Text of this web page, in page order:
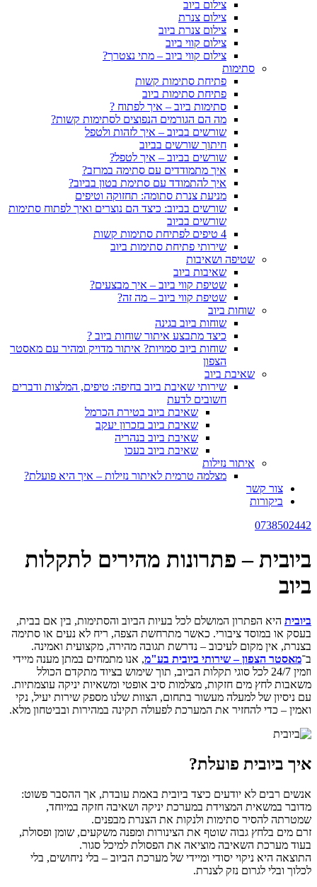
צילום ביוב
צילום צנרת
צילום צנרת ביוב
צילום קווי ביוב
צילום קווי ביוב – מתי נצטרך?
סתימות
פתיחת סתימות קשות
פתיחת סתימות ביוב
סתימות ביוב – איך לפתוח ?
מה הם הגורמים הנפוצים לסתימות קשות?
שורשים בביוב – איך לזהות ולטפל
חיתוך שורשים בביוב
שורשים בביוב – איך לטפל?
איך מתמודדים עם סתימה במרזב?
איך להתמודד עם סתימת בטון בביוב?
מניעת צנרת סתומה: תחזוקה וטיפים
שורשים בביוב: כיצד הם נוצרים ואיך לפתוח סתימות
שורשים בביוב
4 טיפים לפתיחת סתימות קשות
שירותי פתיחת סתימות ביוב
שטיפה ושאיבות
שאיבות ביוב
שטיפת קווי ביוב – איך מבצעים?
שטיפת קווי ביוב – מה זה?
שוחות ביוב
שוחות ביוב בגינה
כיצד מתבצע איתור שוחות ביוב ?
שוחות ביוב סמויות? איתור מדויק ומהיר עם מאסטר
הצפון
שאיבת ביוב
שירותי שאיבת ביוב בחיפה: טיפים, המלצות ודברים
חשובים לדעת
שאיבת ביוב בטירת הכרמל
שאיבת ביוב בזכרון יעקב
שאיבת ביוב בנהריה
שאיבת ביוב בעכו
איתור נזילות
מצלמה טרמית לאיתור נזילות – איך היא פועלת?
צור קשר
ביקורות
0738502442
ביובית – פתרונות מהירים לתקלות
ביוב
ביובית היא הפתרון המושלם לכל בעיות הביוב והסתימות, בין אם בבית,
בעסק או במוסד ציבורי. כאשר מתרחשת הצפה, ריח לא נעים או סתימה
בצנרת, אין מקום לעיכוב – נדרשת תגובה מהירה, מקצועית ואמינה.
ב־מאסטר הצפון – שירותי ביובית בע"מ, אנו מתמחים במתן מענה מיידי
וזמין 24/7 לכל סוגי תקלות הביוב, תוך שימוש בציוד מתקדם הכולל
משאבות לחץ מים חזקות, מצלמות סיב אופטי ומשאיות יניקה עוצמתיות.
עם ניסיון של למעלה מעשור בתחום, הצוות שלנו מספק שירות יעיל, נקי
ואמין – כדי להחזיר את המערכת לפעולה תקינה במהירות ובביטחון מלא.
איך ביובית פועלת?
אנשים רבים לא יודעים כיצד ביובית באמת עובדת, אך ההסבר פשוט:
מדובר במשאית המצוידת במערכת יניקה ושאיבה חזקה במיוחד,
שמטרתה להסיר סתימות ולנקות את הצנרת מבפנים.
זרם מים בלחץ גבוה שוטף את הצינורות ומפנה משקעים, שומן ופסולת,
בעוד מערכת השאיבה מוציאה את הפסולת למיכל סגור.
התוצאה היא ניקוי יסודי ומיידי של מערכת הביוב – בלי ניחושים, בלי
לכלוך ובלי לגרום נזק לצנרת.